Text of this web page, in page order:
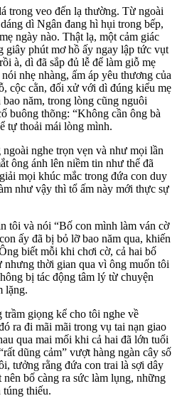
trong veo đến lạ thường. Từ ngoài
dì Ngân đang hì hụi trong bếp,
ngày nào. Thật lạ, một cảm giác
giây phút mơ hồ ấy ngay lập tức vụt
à, dì đã sắp đủ lễ để làm giỗ mẹ
nhẹ nhàng, ấm áp yêu thương của
cộc cằn, đối xử với dì đúng kiểu mẹ
năm, trong lòng cũng nguôi
buông thõng: “Không cần ông bà
tự thoải mái lòng mình.
nghe trọn vẹn và như mọi lần
ông ánh lên niềm tin như thể đã
mọi khúc mắc trong đứa con duy
như vậy thì tổ ấm này mới thực sự
tôi và nói “Bố con mình làm ván cờ
ấy đã bị bỏ lỡ bao năm qua, khiến
biết mỗi khi chơi cờ, cả hai bố
nhưng thời gian qua vì ông muốn tôi
bị tác động tâm lý từ chuyện
lặng.
giọng kể cho tôi nghe về
ra đi mãi mãi trong vụ tai nạn giao
qua mai mối khi cả hai đã lớn tuổi
dũng cảm” vượt hàng ngàn cây số
tưởng rằng đứa con trai là sợi dây
nên bố càng ra sức làm lụng, những
thiếu.